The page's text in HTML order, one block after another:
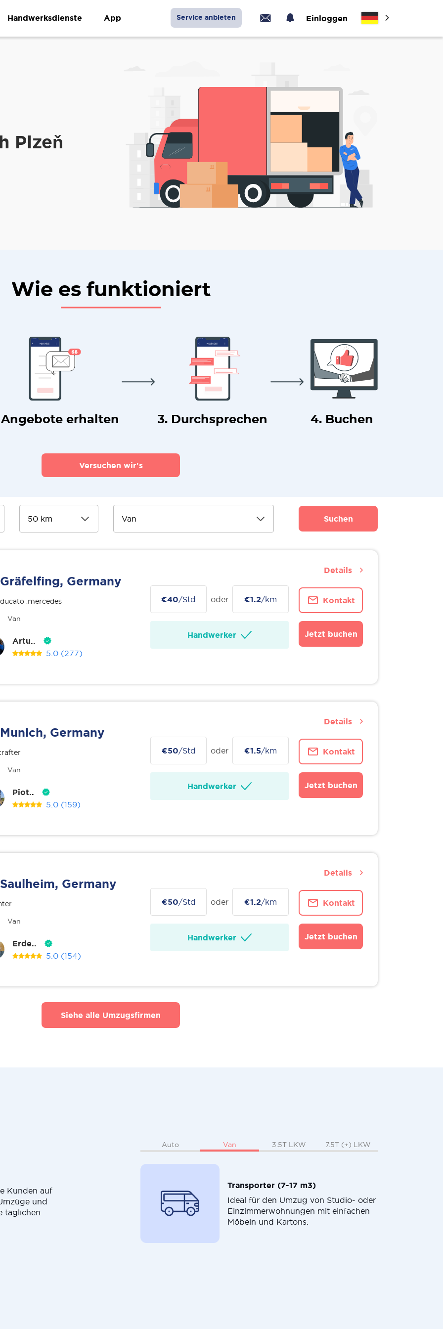
Handwerksdienste App Service anbieten Einloggen
Plzeň
Wie es funktioniert
Angebote erhalten 3. Durchsprechen 4. Buchen
Versuchen wir's
Suchen
Gräfelfing, Germany
.mercedes
Van
Artu..
5.0 (277)
€40/Std oder €1.2/km
Handwerker
Kontakt
Jetzt buchen
Details
Munich, Germany
Van
Piot..
5.0 (159)
€50/Std oder €1.5/km
Handwerker
Kontakt
Jetzt buchen
Details
Saulheim, Germany
Van
Erde..
5.0 (154)
€50/Std oder €1.2/km
Handwerker
Kontakt
Jetzt buchen
Details
Siehe alle Umzugsfirmen
Kunden auf
und
täglichen
Auto Van 3.5T LKW 7.5T (+) LKW
Transporter (7-17 m3)
Ideal für den Umzug von Studio- oder
Einzimmerwohnungen mit einfachen
Möbeln und Kartons.